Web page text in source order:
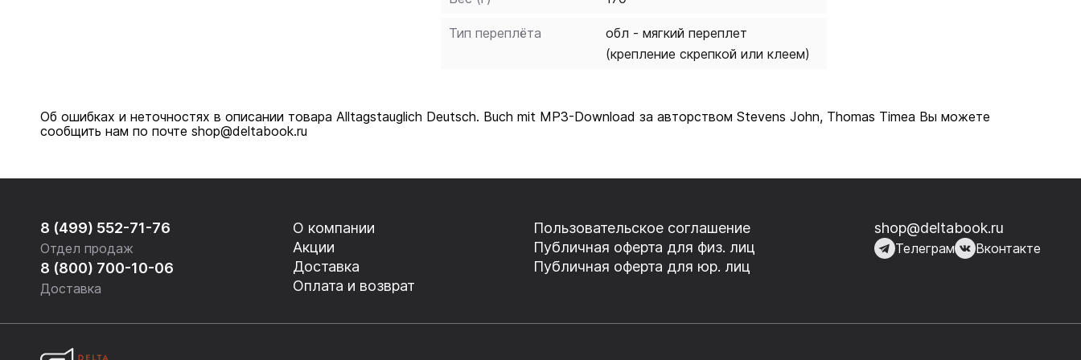
Тип переплёта
обл - мягкий переплет
(крепление скрепкой или клеем)
Об ошибках и неточностях в описании товара Alltagstauglich Deutsch. Buch mit MP3-Download за авторством Stevens John, Thomas Timea Вы можете
сообщить нам по почте shop@deltabook.ru
8 (499) 552-71-76
Отдел продаж
8 (800) 700-10-06
Доставка
О компании
Акции
Доставка
Оплата и возврат
Пользовательское соглашение
Публичная оферта для физ. лиц
Публичная оферта для юр. лиц
shop@deltabook.ru
Телеграм Вконтакте